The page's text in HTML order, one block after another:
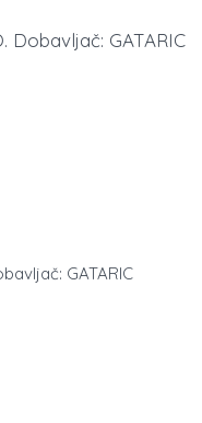
Dobavljač: GATARIC
GATARIC